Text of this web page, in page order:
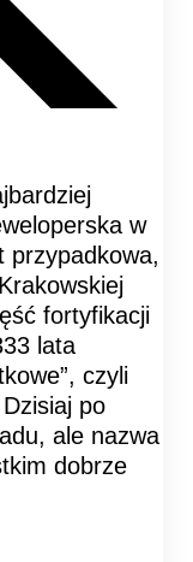
w
przypadkowa,
fortyfikacji
lata
czyli
po
ale nazwa
dobrze